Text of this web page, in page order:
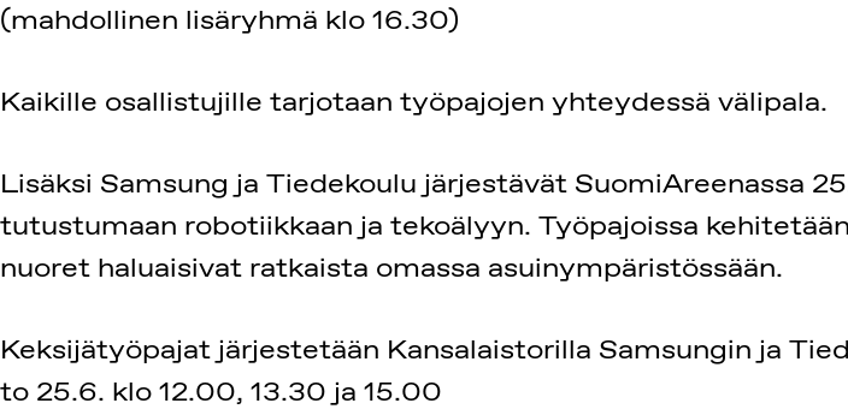
(mahdollinen lisäryhmä klo 16.30)
Kaikille osallistujille tarjotaan työpajojen yhteydessä välipala.
Lisäksi Samsung ja Tiedekoulu järjestävät SuomiAreenassa
tutustumaan robotiikkaan ja tekoälyyn. Työpajoissa
nuoret haluaisivat ratkaista omassa asuinympäristössään.
Keksijätyöpajat järjestetään Kansalaistorilla Samsungin ja
to 25.6. klo 12.00, 13.30 ja 15.00